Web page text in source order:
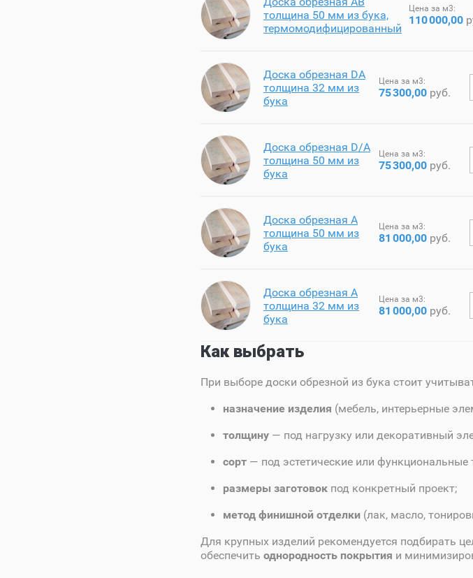
толщина 50 мм из бука,
термомодифицированный
Цена за м3:
110000,00
Доска обрезная DA
толщина 32 мм из
бука
Цена за м3:
75300,00 руб.
Доска обрезная D/A
толщина 50 мм из
бука
Цена за м3:
75300,00 руб.
Доска обрезная A
толщина 50 мм из
бука
Цена за м3:
81 000,00 руб.
Доска обрезная A
толщина 32 мм из
бука
Цена за м3:
81 000,00 руб.
Как выбрать
При выборе доски обрезной из бука стоит
назначение изделия (мебель, интерьерные
толщину — под нагрузку или декоративный
сорт — под эстетические или функциональные
размеры заготовок под конкретный проект;
метод финишной отделки (лак, масло,
Для крупных изделий рекомендуется подбирать
обеспечить однородность покрытия и